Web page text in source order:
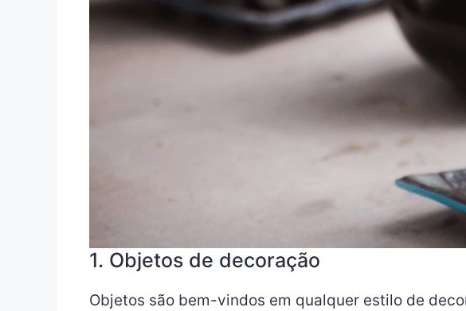
1. Objetos de decoração
Objetos são bem-vindos em qualquer estilo de